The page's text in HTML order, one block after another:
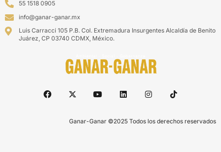
55 1518 0905
info@ganar-ganar.mx
Luis Carracci 105 P.B. Col. Extremadura Insurgentes Alcaldía de Benito
Juárez, CP 03740 CDMX, México.
Ganar-Ganar ©2025 Todos los derechos reservados